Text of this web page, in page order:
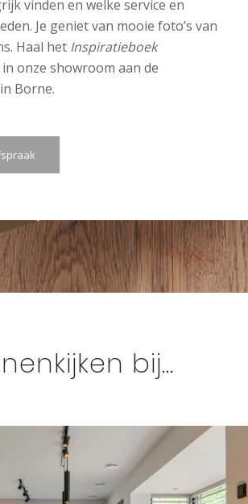
vinden en welke service en
Je geniet van mooie foto’s van
Haal het Inspiratieboek
onze showroom aan de
Borne.
bij…